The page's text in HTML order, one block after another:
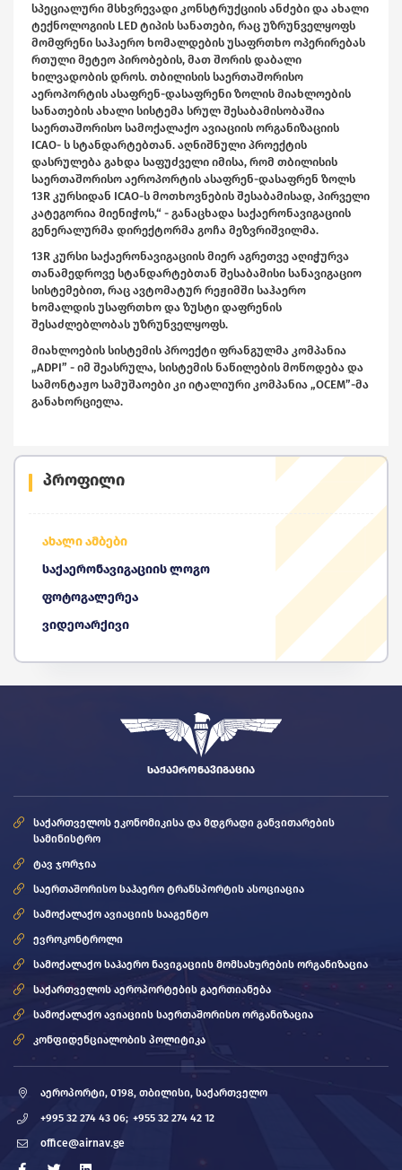
პროფილი
ახალი ამბები
საქაერონავიგაციის ლოგო
ფოტოგალერეა
ვიდეოარქივი
სპეციალური მსხვრევადი კონსტრუქციის ანძები და ახალი
ტექნოლოგიის LED ტიპის სანათები, რაც უზრუნველყოფს
მომფრენი საჰაერო ხომალდების უსაფრთხო ოპერირებას
რთული მეტეო პირობების, მათ შორის დაბალი
ხილვადობის დროს. თბილისის საერთაშორისო
აეროპორტის ასაფრენ-დასაფრენი ზოლის მიახლოების
სანათების ახალი სისტემა სრულ შესაბამისობაშია
საერთაშორისო სამოქალაქო ავიაციის ორგანიზაციის
ICAO- ს სტანდარტებთან. აღნიშნული პროექტის
დასრულება გახდა საფუძველი იმისა, რომ თბილისის
საერთაშორისო აეროპორტის ასაფრენ-დასაფრენ ზოლს
13R კურსიდან ICAO-ს მოთხოვნების შესაბამისად, პირველი
კატეგორია მიენიჭოს,“ - განაცხადა საქაერონავიგაციის
გენერალურმა დირექტორმა გოჩა მეზვრიშვილმა.
13R კურსი საქაერონავიგაციის მიერ აგრეთვე აღიჭურვა
თანამედროვე სტანდარტებთან შესაბამისი სანავიგაციო
სისტემებით, რაც ავტომატურ რეჟიმში საჰაერო
ხომალდის უსაფრთხო და ზუსტი დაფრენის
შესაძლებლობას უზრუნველყოფს.
მიახლოების სისტემის პროექტი ფრანგულმა კომპანია
„ADPI” - იმ შეასრულა, სისტემის ნაწილების მოწოდება და
სამონტაჟო სამუშაოები კი იტალიური კომპანია „OCEM”-მა
განახორციელა.
ᲡᲐᲥᲐᲔᲠᲝᲜᲐᲕᲘᲒᲐᲪᲘᲐ
საქართველოს ეკონომიკისა და მდგრადი განვითარების
სამინისტრო
ტავ ჯორჯია
საერთაშორისო საჰაერო ტრანსპორტის ასოციაცია
სამოქალაქო ავიაციის სააგენტო
ევროკონტროლი
სამოქალაქო საჰაერო ნავიგაციის მომსახურების ორგანიზაცია
საქართველოს აეროპორტების გაერთიანება
სამოქალაქო ავიაციის საერთაშორისო ორგანიზაცია
კონფიდენციალობის პოლიტიკა
აეროპორტი, 0198, თბილისი, საქართველო
+995 32 274 43 06; +955 32 274 42 12
office@airnav.ge